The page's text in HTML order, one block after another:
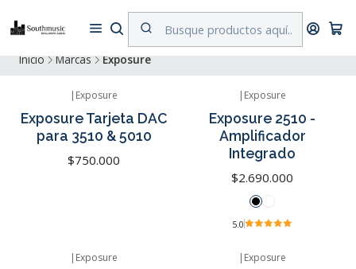
Despacho a todo Chile. Envíos gratuitos a Región Metropolitana por
compras superiores a $500.000
Inicio Marcas Exposure
| Exposure
Exposure Tarjeta DAC
para 3510 & 5010
$750.000
| Exposure
Exposure 2510 -
Amplificador
Integrado
$2.690.000
5.0
| Exposure | Exposure